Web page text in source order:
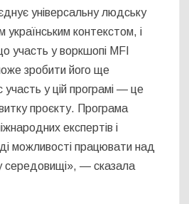
універсальну людську
українським контекстом, і
участь у воркшопі MFI
зробити його ще
у цій програмі — це
проєкту. Програма
експертів і
можливості працювати над
середовищі», — сказала